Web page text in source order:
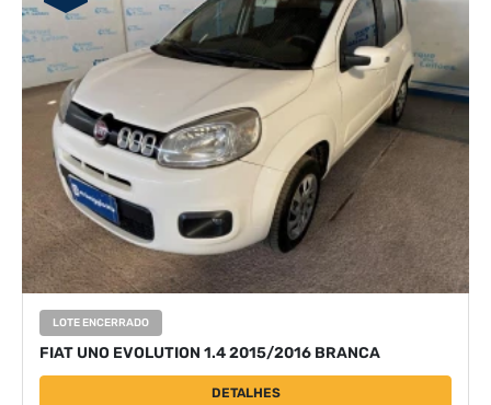
LOTE ENCERRADO
FIAT UNO EVOLUTION 1.4 2015/2016 BRANCA
DETALHES